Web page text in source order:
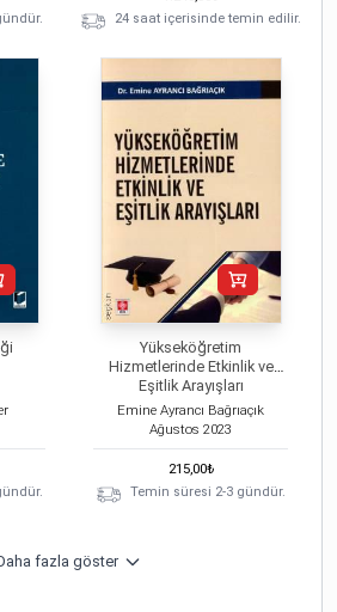
24 saat içerisinde temin edilir.
Yükseköğretim
Hizmetlerinde Etkinlik ve
Eşitlik Arayışları
Emine Ayrancı Bağrıaçık
Ağustos 2023
215,00₺
Temin süresi 2-3 gündür.
fazla göster